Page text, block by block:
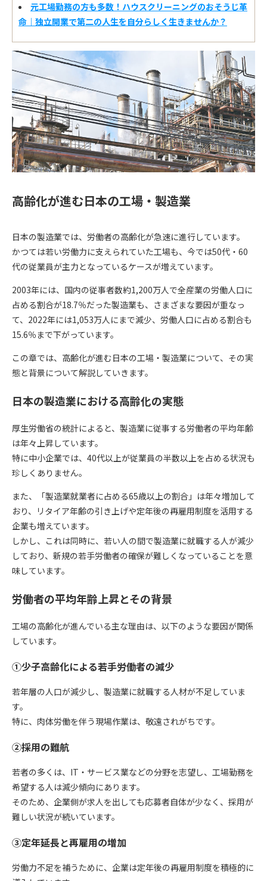
元工場勤務の方も多数！ハウスクリーニングのおそうじ革
命｜独立開業で第二の人生を自分らしく生きませんか？
高齢化が進む日本の工場・製造業
日本の製造業では、労働者の高齢化が急速に進行しています。
かつては若い労働力に支えられていた工場も、今では50代・60
代の従業員が主力となっているケースが増えています。
2003年には、国内の従事者数約1,200万人で全産業の労働人口に
占める割合が18.7％だった製造業も、さまざまな要因が重なっ
て、2022年には1,053万人にまで減少、労働人口に占める割合も
15.6％まで下がっています。
この章では、高齢化が進む日本の工場・製造業について、その実
態と背景について解説していきます。
日本の製造業における高齢化の実態
厚生労働省の統計によると、製造業に従事する労働者の平均年齢
は年々上昇しています。
特に中小企業では、40代以上が従業員の半数以上を占める状況も
珍しくありません。
また、「製造業就業者に占める65歳以上の割合」は年々増加して
おり、リタイア年齢の引き上げや定年後の再雇用制度を活用する
企業も増えています。
しかし、これは同時に、若い人の間で製造業に就職する人が減少
しており、新規の若手労働者の確保が難しくなっていることを意
味しています。
労働者の平均年齢上昇とその背景
工場の高齢化が進んでいる主な理由は、以下のような要因が関係
しています。
①少子高齢化による若手労働者の減少
若年層の人口が減少し、製造業に就職する人材が不足していま
す。
特に、肉体労働を伴う現場作業は、敬遠されがちです。
②採用の難航
若者の多くは、IT・サービス業などの分野を志望し、工場勤務を
希望する人は減少傾向にあります。
そのため、企業側が求人を出しても応募者自体が少なく、採用が
難しい状況が続いています。
③定年延長と再雇用の増加
労働力不足を補うために、企業は定年後の再雇用制度を積極的に